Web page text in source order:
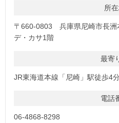
所
〒660-0803 兵庫県尼崎市長洲
デ・カサ1階
最寄
JR東海道本線「尼崎」駅徒歩4
電話
06-4868-8298